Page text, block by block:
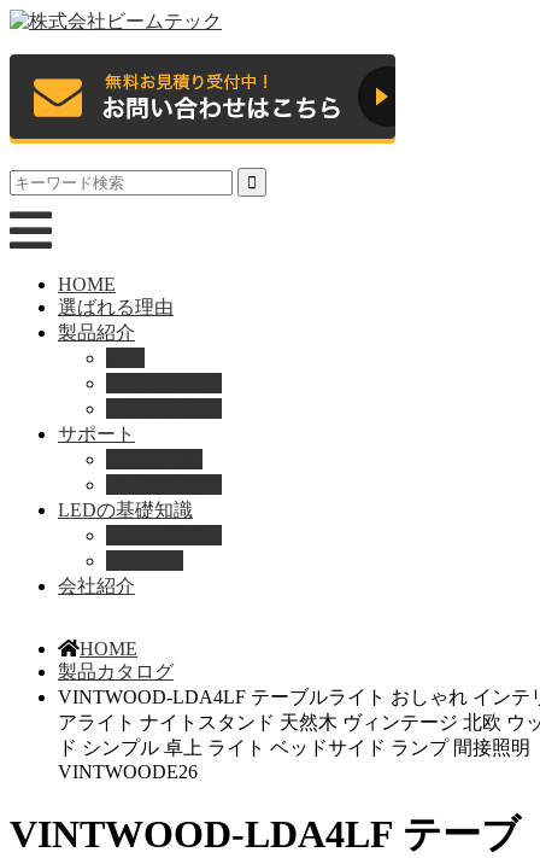
HOME
選ばれる理由
製品紹介
サポート
LEDの基礎知識
会社紹介
HOME
製品カタログ
VINTWOOD-LDA4LF テーブルライト おしゃれ インテ
アライト ナイトスタンド 天然木 ヴィンテージ 北欧 ウ
ド シンプル 卓上 ライト ベッドサイド ランプ 間接照明
VINTWOODE26
VINTWOOD-LDA4LF テーブ